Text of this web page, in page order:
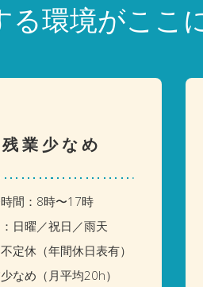
環境がここに
残業少なめ
時間：8時〜17時
：日曜／祝日／雨天
定休（年間休日表有）
なめ（月平均20h）